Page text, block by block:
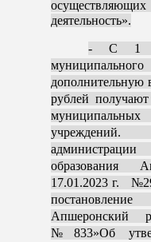
деятельность».
- С 1
дополнительную
рублей
образования
17.01.2023 г.
Апшеронский
№833»Об